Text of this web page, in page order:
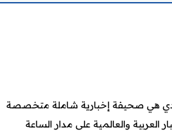
هي صحيفة إخبارية شاملة متخصصة
العربية والعالمية على مدار الساعة